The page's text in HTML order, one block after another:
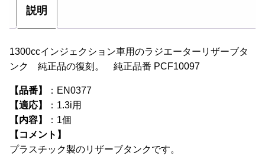
の
に
は
数
の
バ
リ
エ
説明
1300ccインジェクション車用のラジエーターリザーブタ
ンク 純正品の復刻。 純正品番 PCF10097
【品番】
：EN0377
【適応】
：1.3i用
【内容】
：1個
【コメント】
プラスチック製のリザーブタンクです。